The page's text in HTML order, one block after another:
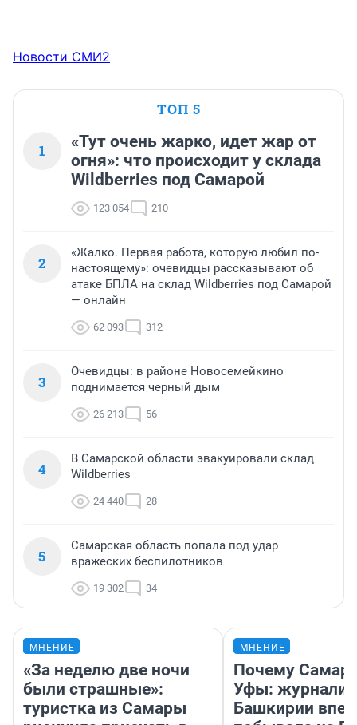
Новости СМИ2
ТОП 5
1
«Тут очень жарко, идет жар от
огня»: что происходит у склада
Wildberries под Самарой
123 054 210
2
«Жалко. Первая работа, которую любил по-
настоящему»: очевидцы рассказывают об
атаке БПЛА на склад Wildberries под Самарой
— онлайн
62 093 312
3
Очевидцы: в районе Новосемейкино
поднимается черный дым
26 213 56
4
В Самарской области эвакуировали склад
Wildberries
24 440 28
5
Самарская область попала под удар
вражеских беспилотников
19 302 34
МНЕНИЕ
«За неделю две ночи
были страшные»:
туристка из Самары
МНЕНИЕ
Почему
Уфы:
Башкирии